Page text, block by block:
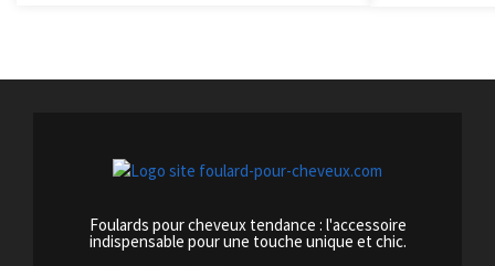
Foulards pour cheveux tendance : l'accessoire
indispensable pour une touche unique et chic.